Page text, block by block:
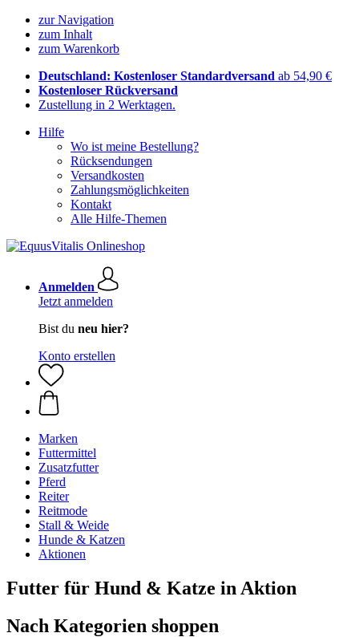
zur Navigation
zum Inhalt
zum Warenkorb
Deutschland: Kostenloser Standardversand ab 54,90 €
Kostenloser Rückversand
Zustellung in 2 Werktagen.
Hilfe
Wo ist meine Bestellung?
Rücksendungen
Versandkosten
Zahlungsmöglichkeiten
Kontakt
Alle Hilfe-Themen
Anmelden
Jetzt anmelden
Bist du neu hier?
Konto erstellen
Marken
Futtermittel
Zusatzfutter
Pferd
Reiter
Reitmode
Stall & Weide
Hunde & Katzen
Aktionen
Futter für Hund & Katze in Aktion
Nach Kategorien shoppen